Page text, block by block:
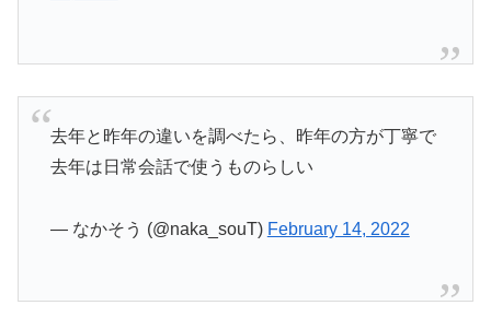
去年と昨年の違いを調べたら、昨年の方が丁寧で
去年は日常会話で使うものらしい
— なかそう (@naka_souT) February 14, 2022